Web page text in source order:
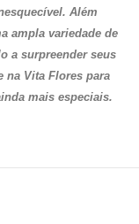
Além
ampla variedade de
a surpreender seus
na Vita Flores para
mais especiais.